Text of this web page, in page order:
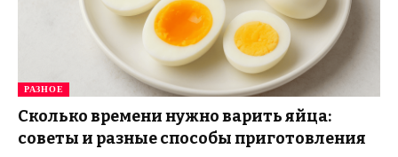
РАЗНОЕ
Сколько времени нужно варить яйца:
советы и разные способы приготовления